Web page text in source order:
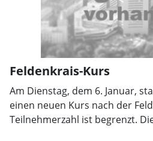
Feldenkrais-Kurs
Am Dienstag, dem 6. Januar,
einen neuen Kurs nach der
Teilnehmerzahl ist begrenzt.